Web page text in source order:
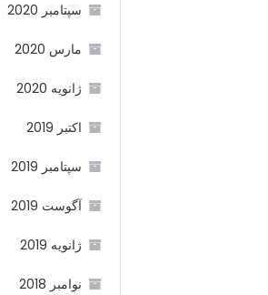
سپتامبر 2020
مارس 2020
ژانویه 2020
اکتبر 2019
سپتامبر 2019
آگوست 2019
ژانویه 2019
نوامبر 2018